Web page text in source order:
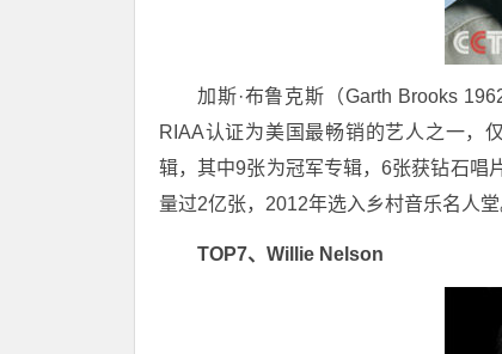
加斯·布鲁克斯（Garth Brooks
RIAA认证为美国最畅销的艺人之一，
辑，其中9张为冠军专辑，6张获钻石唱
量过2亿张，2012年选入乡村音乐名人堂
TOP7、Willie Nelson